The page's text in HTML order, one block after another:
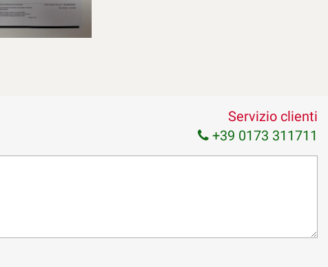
Servizio clienti
+39 0173 311711